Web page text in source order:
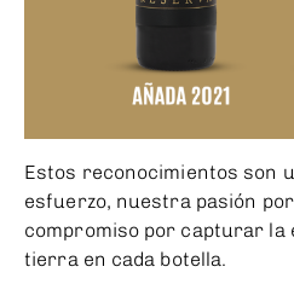
Estos reconocimientos son
esfuerzo, nuestra pasión
compromiso por capturar la
tierra en cada botella.